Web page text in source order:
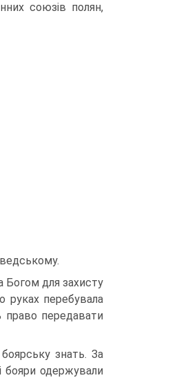
союзів полян,
Богом для захисту
руках перебувала
право передавати
знать. За
бояри одержували